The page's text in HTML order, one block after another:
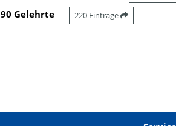
90 Gelehrte 220 Einträge